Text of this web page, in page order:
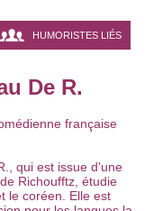
HUMORISTES LIÉS
De R.
française
qui est issue d'une
Richoufftz, étudie
le coréen. Elle est